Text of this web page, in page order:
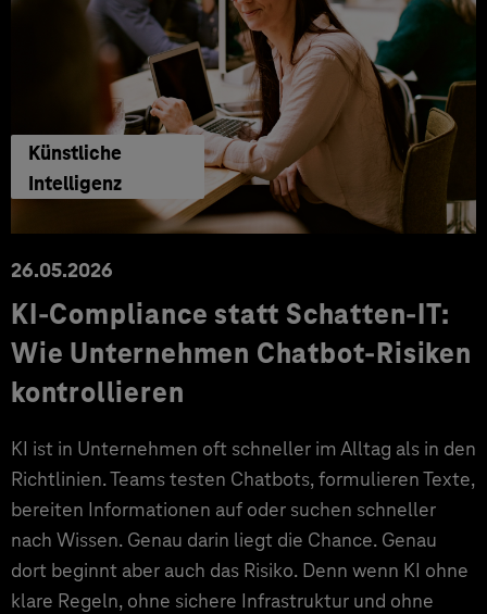
Künstliche
Intelligenz
26.05.2026
KI-Compliance statt Schatten-IT:
Wie Unternehmen Chatbot-Risiken
kontrollieren
KI ist in Unternehmen oft schneller im Alltag als in den
Richtlinien. Teams testen Chatbots, formulieren Texte,
bereiten Informationen auf oder suchen schneller
nach Wissen. Genau darin liegt die Chance. Genau
dort beginnt aber auch das Risiko. Denn wenn KI ohne
klare Regeln, ohne sichere Infrastruktur und ohne